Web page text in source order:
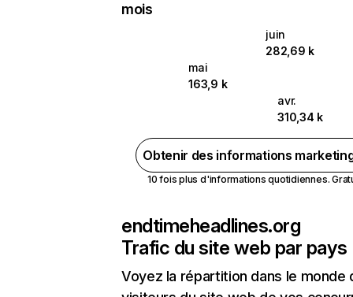
mois
juin
282,69 k
mai
163,9 k
avr.
310,34 k
Obtenir des informations
10 fois plus d'informations quotidiennes.
endtimeheadlines.org
Trafic du site web par pays
Voyez la répartition dans le monde